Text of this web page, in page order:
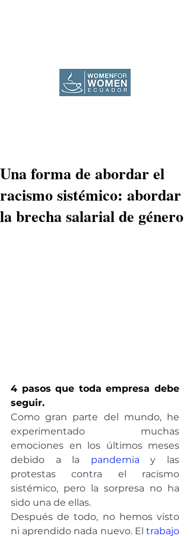
Una forma de abordar el
racismo sistémico: abordar
la brecha salarial de género
4 pasos que toda empresa debe
seguir.
Como gran parte del mundo, he
experimentado muchas
emociones en los últimos meses
debido a la pandemia y las
protestas contra el racismo
sistémico, pero la sorpresa no ha
sido una de ellas.
Después de todo, no hemos visto
ni aprendido nada nuevo. El trabajo